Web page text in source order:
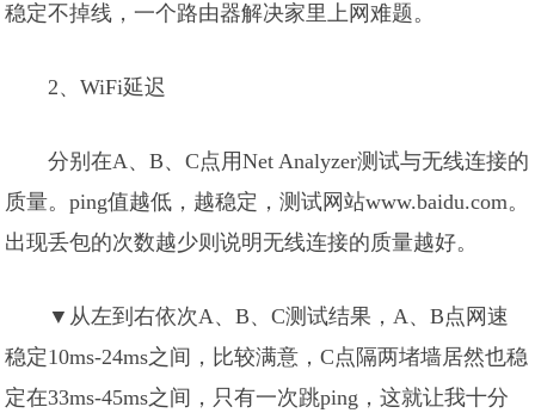
稳定不掉线，一个路由器解决家里上网难题。
2、WiFi延迟
分别在A、B、C点用Net Analyzer测试与无线连接的
质量。ping值越低，越稳定，测试网站www.baidu.com。
出现丢包的次数越少则说明无线连接的质量越好。
▼从左到右依次A、B、C测试结果，A、B点网速
稳定10ms-24ms之间，比较满意，C点隔两堵墙居然也稳
定在33ms-45ms之间，只有一次跳ping，这就让我十分